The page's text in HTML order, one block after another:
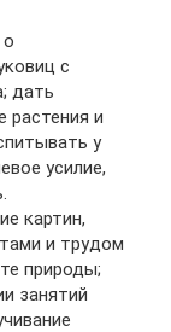
с
дать
растения и
у
усилие,
картин,
и трудом
природы;
занятий